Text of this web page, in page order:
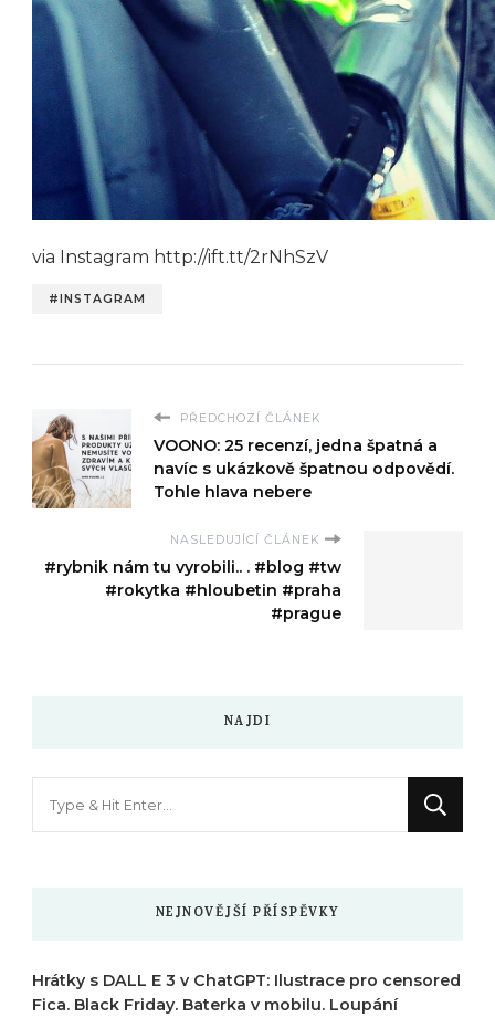
via Instagram http://ift.tt/2rNhSzV
#INSTAGRAM
PŘEDCHOZÍ ČLÁNEK
VOONO: 25 recenzí, jedna špatná a
navíc s ukázkově špatnou odpovědí.
Tohle hlava nebere
NASLEDUJÍCÍ ČLÁNEK
#rybnik nám tu vyrobili.. . #blog #tw
#rokytka #hloubetin #praha
#prague
NAJDI
NEJNOVĚJŠÍ PŘÍSPĚVKY
Hrátky s DALL E 3 v ChatGPT: Ilustrace pro censored
Fica. Black Friday. Baterka v mobilu. Loupání